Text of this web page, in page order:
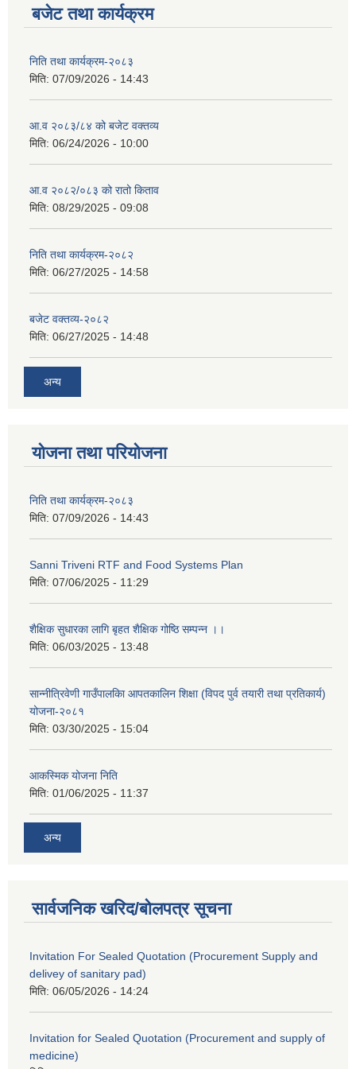
बजेट तथा कार्यक्रम
निति तथा कार्यक्रम-२०८३
मिति: 07/09/2026 - 14:43
आ.व २०८३/८४ को बजेट वक्तव्य
मिति: 06/24/2026 - 10:00
आ.व २०८२/०८३ को रातो किताव
मिति: 08/29/2025 - 09:08
निति तथा कार्यक्रम-२०८२
मिति: 06/27/2025 - 14:58
बजेट वक्तव्य-२०८२
मिति: 06/27/2025 - 14:48
अन्य
योजना तथा परियोजना
निति तथा कार्यक्रम-२०८३
मिति: 07/09/2026 - 14:43
Sanni Triveni RTF and Food Systems Plan
मिति: 07/06/2025 - 11:29
शैक्षिक सुधारका लागि बृहत शैक्षिक गोष्ठि सम्पन्न ।।
मिति: 06/03/2025 - 13:48
सान्नीत्रिवेणी गाउँपालकिा आपतकालिन शिक्षा (विपद पुर्व तयारी तथा प्रतिकार्य)
योजना-२०८१
मिति: 03/30/2025 - 15:04
आकस्मिक योजना निति
मिति: 01/06/2025 - 11:37
अन्य
सार्वजनिक खरिद/बोलपत्र सूचना
Invitation For Sealed Quotation (Procurement Supply and
delivey of sanitary pad)
मिति: 06/05/2026 - 14:24
Invitation for Sealed Quotation (Procurement and supply of
medicine)